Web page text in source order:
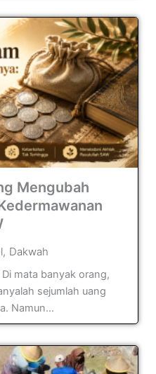
Mengubah
, Dakwah
mata banyak orang,
sejumlah uang
Namun...